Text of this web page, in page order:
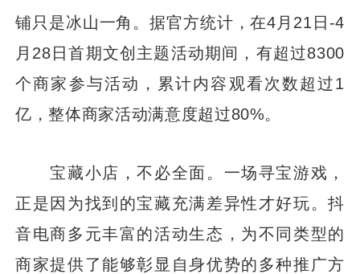
铺只是冰山一角。据官方统计，在4月21日-4
月28日首期文创主题活动期间，有超过8300
个商家参与活动，累计内容观看次数超过1
亿，整体商家活动满意度超过80%。
宝藏小店，不必全面。一场寻宝游戏，
正是因为找到的宝藏充满差异性才好玩。抖
音电商多元丰富的活动生态，为不同类型的
商家提供了能够彰显自身优势的多种推广方